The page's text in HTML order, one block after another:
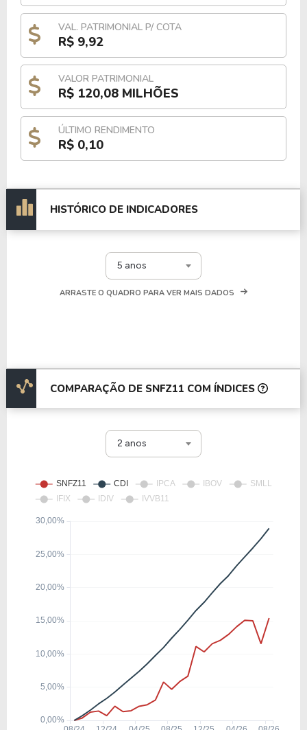
VAL. PATRIMONIAL P/ COTA
R$ 9,92
VALOR PATRIMONIAL
R$ 120,08 MILHÕES
ÚLTIMO RENDIMENTO
R$ 0,10
HISTÓRICO DE INDICADORES
5 anos
ARRASTE O QUADRO PARA VER MAIS DADOS
COMPARAÇÃO DE SNFZ11 COM ÍNDICES
2 anos